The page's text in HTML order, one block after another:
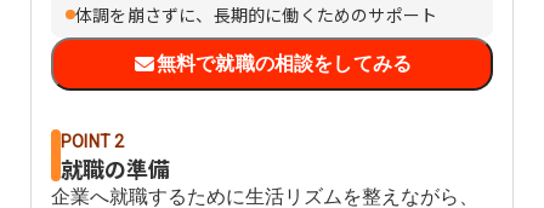
体調を崩さずに、長期的に働くためのサポート
無料で就職の相談をしてみる
POINT 2
就職の準備
企業へ就職するために生活リズムを整えながら、